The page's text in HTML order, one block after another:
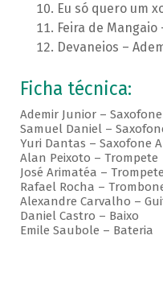
Eu só quero um
Feira de Mangaio
Devaneios –
Ficha técnica:
Ademir Junior –
Samuel Daniel –
Yuri Dantas – Saxofone
Alan Peixoto – Trompete
José Arimatéa – Trompete
Rafael Rocha –
Alexandre Carvalho –
Daniel Castro – Baixo
Emile Saubole – Bateria